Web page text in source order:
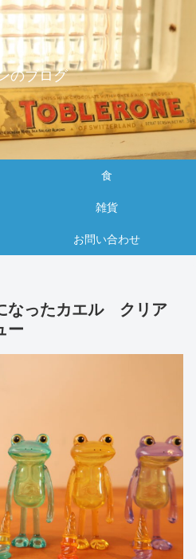
のブログ
食
雑貨
お問い合わせ
なったカエル クリア
ー